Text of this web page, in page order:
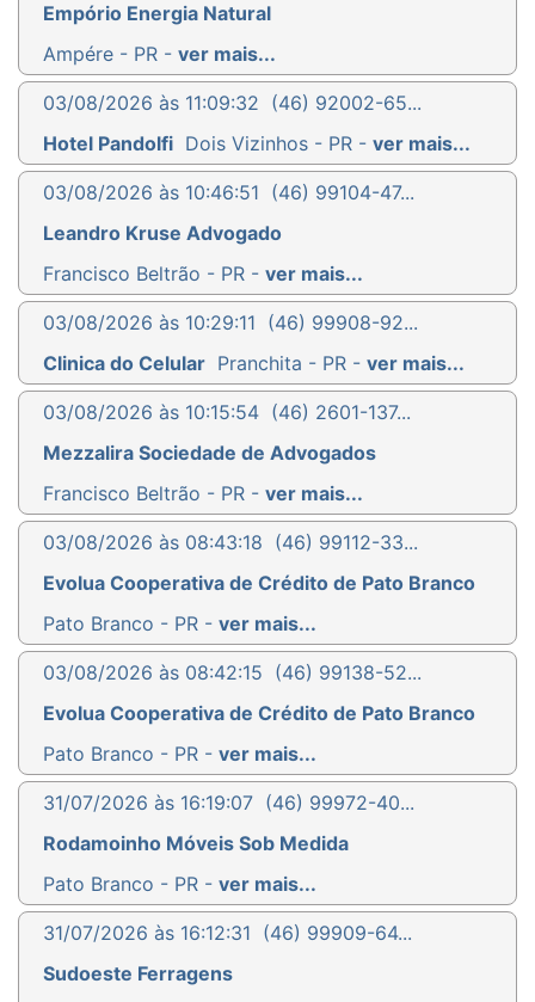
Empório Energia Natural
Ampére - PR - ver mais...
03/08/2026 às 11:09:32 (46) 92002-65...
Hotel Pandolfi Dois Vizinhos - PR - ver mais...
03/08/2026 às 10:46:51 (46) 99104-47...
Leandro Kruse Advogado
Francisco Beltrão - PR - ver mais...
03/08/2026 às 10:29:11 (46) 99908-92...
Clinica do Celular Pranchita - PR - ver mais...
03/08/2026 às 10:15:54 (46) 2601-137...
Mezzalira Sociedade de Advogados
Francisco Beltrão - PR - ver mais...
03/08/2026 às 08:43:18 (46) 99112-33...
Evolua Cooperativa de Crédito de Pato Branco
Pato Branco - PR - ver mais...
03/08/2026 às 08:42:15 (46) 99138-52...
Evolua Cooperativa de Crédito de Pato Branco
Pato Branco - PR - ver mais...
31/07/2026 às 16:19:07 (46) 99972-40...
Rodamoinho Móveis Sob Medida
Pato Branco - PR - ver mais...
31/07/2026 às 16:12:31 (46) 99909-64...
Sudoeste Ferragens